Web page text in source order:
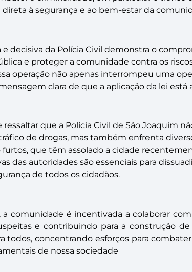
direta à segurança e ao bem-estar da
e decisiva da Polícia Civil demonstra o
e proteger a comunidade contra os
operação não apenas interrompeu uma
clara de que a aplicação da lei está
que a Polícia Civil de São Joaquim
de drogas, mas também enfrenta
que têm assolado a cidade
das autoridades são essenciais para
de todos os cidadãos.
a comunidade é incentivada a colaborar
e contribuindo para a construção
todos, concentrando esforços para
de nossa sociedade